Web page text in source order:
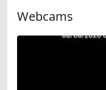
Webcams